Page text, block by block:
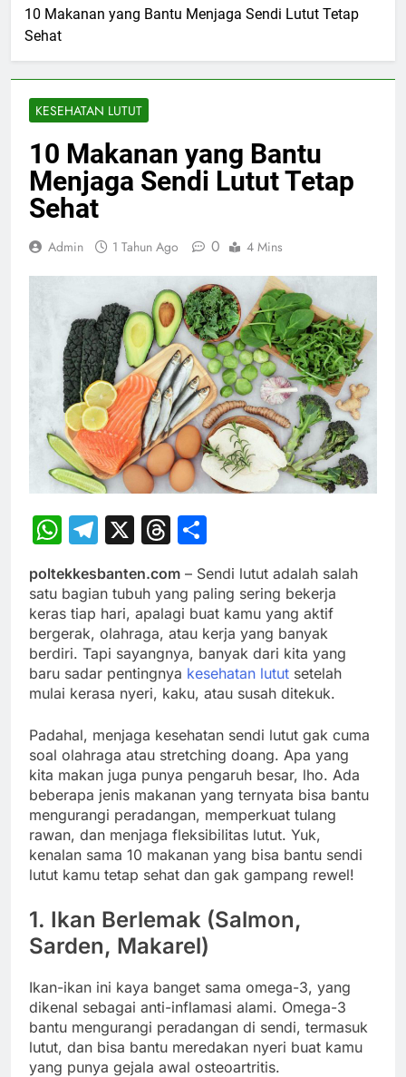
10 Makanan yang Bantu Menjaga Sendi Lutut Tetap
Sehat
KESEHATAN LUTUT
10 Makanan yang Bantu
Menjaga Sendi Lutut Tetap
Sehat
Admin 1 Tahun Ago 0 4 Mins
WhatsApp
Telegram
X Threads
poltekkesbanten.com – Sendi lutut adalah salah
satu bagian tubuh yang paling sering bekerja
keras tiap hari, apalagi buat kamu yang aktif
bergerak, olahraga, atau kerja yang banyak
berdiri. Tapi sayangnya, banyak dari kita yang
baru sadar pentingnya kesehatan lutut setelah
mulai kerasa nyeri, kaku, atau susah ditekuk.
Padahal, menjaga kesehatan sendi lutut gak cuma
soal olahraga atau stretching doang. Apa yang
kita makan juga punya pengaruh besar, lho. Ada
beberapa jenis makanan yang ternyata bisa bantu
mengurangi peradangan, memperkuat tulang
rawan, dan menjaga fleksibilitas lutut. Yuk,
kenalan sama 10 makanan yang bisa bantu sendi
lutut kamu tetap sehat dan gak gampang rewel!
1. Ikan Berlemak (Salmon,
Sarden, Makarel)
Ikan-ikan ini kaya banget sama omega-3, yang
dikenal sebagai anti-inflamasi alami. Omega-3
bantu mengurangi peradangan di sendi, termasuk
lutut, dan bisa bantu meredakan nyeri buat kamu
yang punya gejala awal osteoartritis.